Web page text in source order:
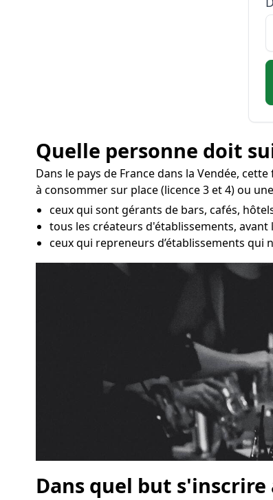
Quelle personne doit
Dans le pays de France dans la Vendée,
à consommer sur place (licence 3 et 4) ou
ceux qui sont gérants de bars, cafés,
tous les créateurs d'établissements, avant
ceux qui repreneurs d’établissements
Dans quel but